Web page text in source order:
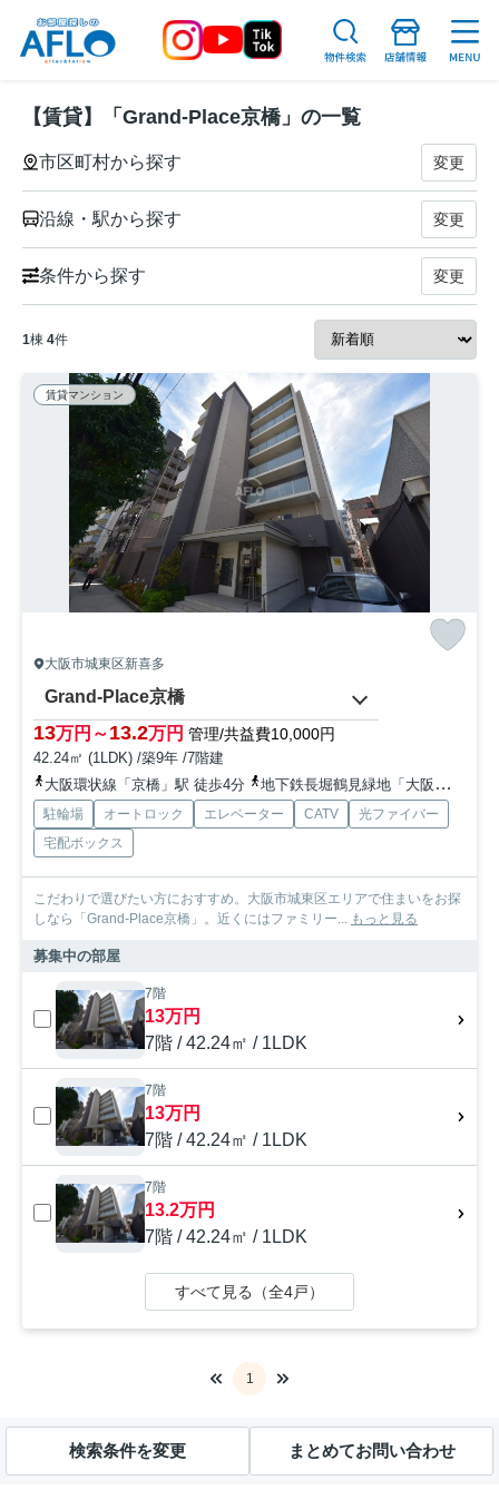
【賃貸】「Grand-Place京橋」の一覧
市区町村から探す 変更
沿線・駅から探す 変更
条件から探す 変更
1棟 4件
賃貸マンション
大阪市城東区新喜多
Grand-Place京橋
13万円～13.2万円 管理/共益費10,000円
42.24㎡ (1LDK) /築9年 /7階建
大阪環状線「京橋」駅 徒歩4分
地下鉄長堀鶴見緑地「大阪ビジネスパーク」駅 徒歩13分
駐輪場 オートロック エレベーター CATV
光ファイバー
宅配ボックス
こだわりで選びたい方におすすめ。大阪市城東区エリアで住まいをお探
しなら「Grand-Place京橋」。近くにはファミリー...
もっと見る
募集中の部屋
7階
13万円
7階 / 42.24㎡ / 1LDK
7階
13万円
7階 / 42.24㎡ / 1LDK
7階
13.2万円
7階 / 42.24㎡ / 1LDK
すべて見る（全4戸）
1
検索条件を変更 まとめてお問い合わせ